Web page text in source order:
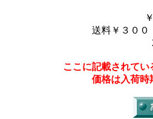
送料￥３００
ここに記載されて
価格は入荷時